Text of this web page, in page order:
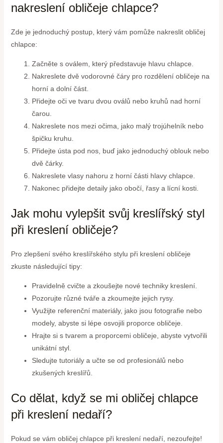
nakreslení obličeje chlapce?
Zde je jednoduchý postup, který vám pomůže nakreslit obličej
chlapce:
Začněte s oválem, který představuje hlavu chlapce.
Nakreslete dvě vodorovné čáry pro rozdělení obličeje na
horní a dolní část.
Přidejte oči ve tvaru dvou oválů nebo kruhů nad horní
čarou.
Nakreslete nos mezi očima, jako malý trojúhelník nebo
špičku kruhu.
Přidejte ústa pod nos, buď jako jednoduchý oblouk nebo
dvě čárky.
Nakreslete vlasy nahoru z horní části hlavy chlapce.
Nakonec přidejte detaily jako obočí, řasy a lícní kosti.
Jak mohu vylepšit svůj kreslířský styl
při kreslení obličeje?
Pro zlepšení svého kreslířského stylu při kreslení obličeje
zkuste následující tipy:
Pravidelně cvičte a zkoušejte nové techniky kreslení.
Pozorujte různé tváře a zkoumejte jejich rysy.
Využijte referenční materiály, jako jsou fotografie nebo
modely, abyste si lépe osvojili proporce obličeje.
Hrajte si s tvarem a proporcemi obličeje, abyste vytvořili
unikátní styl.
Sledujte tutoriály a učte se od profesionálů nebo
zkušených kreslířů.
Co dělat, když se mi obličej chlapce
při kreslení nedaří?
Pokud se vám obličej chlapce při kreslení nedaří, nezoufejte!